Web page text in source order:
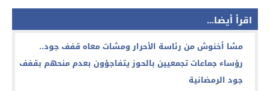
اقرأ أيضا...
مشا أخنوش من رئاسة الأحرار ومشات معاه قفف جود..
رؤساء جماعات تجمعيين بالحوز يتفاجؤون بعدم منحهم بقفف
جود الرمضانية